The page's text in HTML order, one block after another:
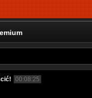
00:08:25